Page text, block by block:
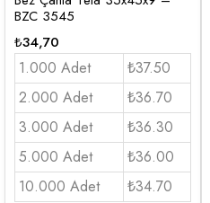
BZC 3545
₺34,70
1.000 Adet
₺37.50
2.000 Adet
₺36.70
3.000 Adet
₺36.30
5.000 Adet
₺36.00
10.000 Adet
₺34.70